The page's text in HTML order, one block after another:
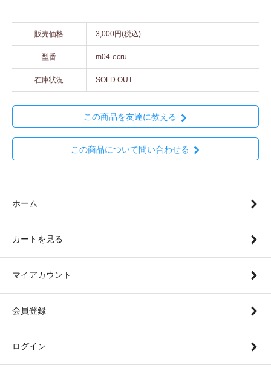
販売価格 3,000円(税込)
型番 m04-ecru
在庫状況 SOLD OUT
この商品を友達に教える
この商品について問い合わせる
ホーム
カートを見る
マイアカウント
会員登録
ログイン